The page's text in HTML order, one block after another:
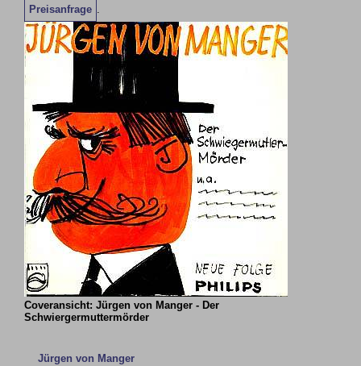
Preisanfrage
Coveransicht: Jürgen von Manger - Der
Schwiergermuttermörder
Jürgen von Manger